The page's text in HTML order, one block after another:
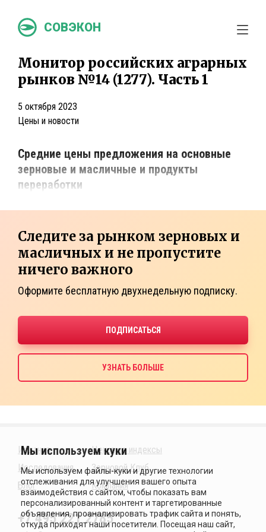
СОВЭКОН
Монитор российских аграрных
рынков №14 (1277). Часть 1
5 октября 2023
Цены и новости
Средние цены предложения на основные
зерновые и масличные и продукты
переработки
Следите за рынком зерновых и
масличных и не пропустите
ничего важного
Оформите бесплатную двухнедельную подписку.
Издания
Исследования
Блог
Ценовые индексы
Зерновой Клуб
Компания
+7 495 221 2785